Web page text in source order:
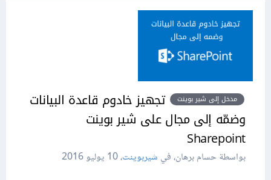
مدخل إلى شير بوينت
تجهيز خادوم قاعدة البيانات
وضمّه إلى مجال على شير بوينت
Sharepoint
بواسطة حسام برهان، في شيربوينت،10 يوليو 2016